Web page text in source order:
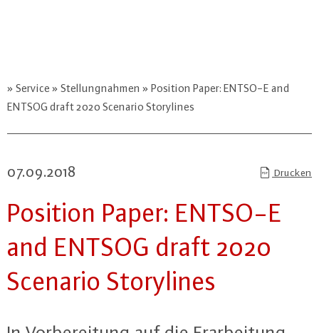
Service Stellungnahmen
Position Paper: ENTSO-E and
ENTSOG draft 2020 Scenario Storylines
07.09.2018 Drucken
Position Paper: ENTSO-E
and ENTSOG draft 2020
Scenario Sto­ry­lines